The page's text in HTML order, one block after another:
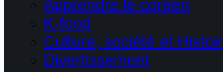
Apprendre le coréen
K-food
Culture, société et
Divertissement